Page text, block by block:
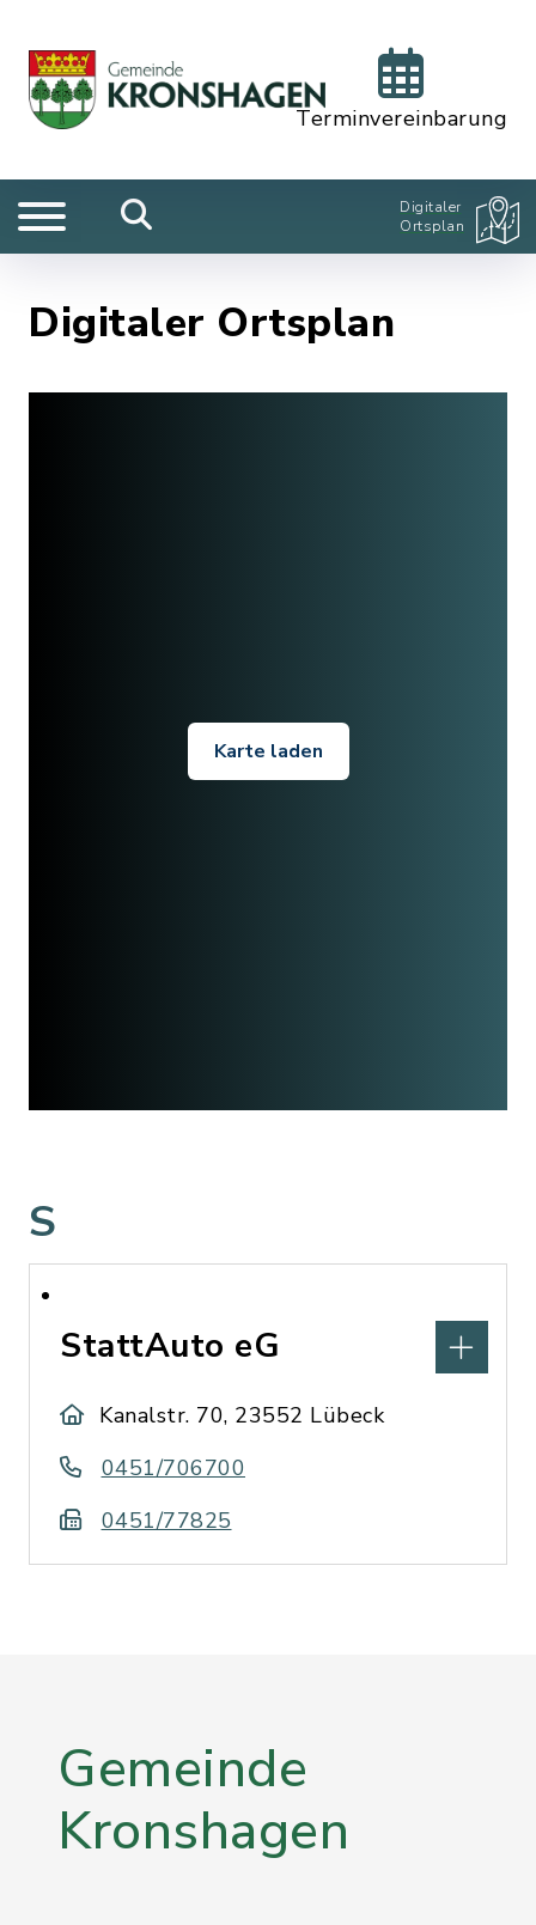
Terminvereinbarung
Digitaler
Ortsplan
Digitaler Ortsplan
Karte laden
S
StattAuto eG
Kanalstr. 70, 23552 Lübeck
0451/706700
0451/77825
Gemeinde
Kronshagen